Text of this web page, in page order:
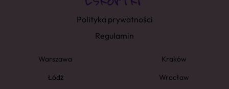
Polityka prywatności
Regulamin
Warszawa
Kraków
Łódź
Wrocław